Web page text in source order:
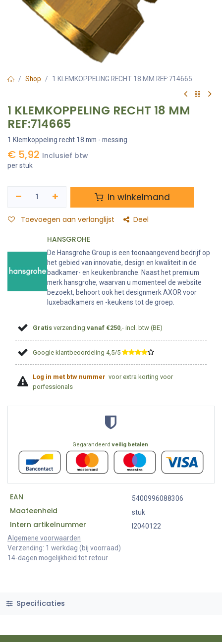
Shop 1 KLEMKOPPELING RECHT 18 MM REF:714665
1 KLEMKOPPELING RECHT 18 MM
REF:714665
1 Klemkoppeling recht 18 mm - messing
€ 5,92 Inclusief btw
per stuk
In winkelmand
Toevoegen aan verlanglijst Deel
HANSGROHE
De Hansgrohe Group is een toonaangevend bedrijf op
het gebied van innovatie, design en kwaliteit in de
badkamer- en keukenbranche. Naast het premium
merk hansgrohe, waarvan u momenteel de website
bezoekt, behoort ook het designmerk AXOR voor
luxebadkamers en -keukens tot de groep.
Gratis verzendingvanaf €250 ,- incl. btw (BE)
Google klantbeoordeling 4,5/5 ​
Log in met btw nummer voor extra korting voor
porfessionals
Gegarandeerdveilig betalen
EAN 5400996088306
Maateenheid stuk
Intern artikelnummer
I2040122
Algemene voorwaarden
Verzending: 1 werkdag (bij voorraad)
14-dagen mogelijkheid tot retour
Specificaties